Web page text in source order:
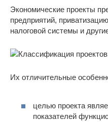
Экономические проекты
предприятий,
налоговой системы и
Их отличительные
целью проекта
показателей